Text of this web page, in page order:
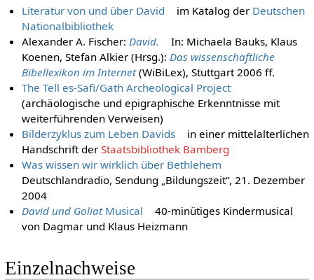
Literatur von und über David
im Katalog der Deutschen
Nationalbibliothek
Alexander A. Fischer: David.
In: Michaela Bauks, Klaus
Koenen, Stefan Alkier (Hrsg.): Das wissenschaftliche
Bibellexikon im Internet(WiBiLex), Stuttgart 2006 ff.
The Tell es-Safi/Gath Archeological Project
(archäologische und epigraphische Erkenntnisse mit
weiterführenden Verweisen)
Bilderzyklus zum Leben Davids
in einer mittelalterlichen
Handschrift derStaatsbibliothek Bamberg
Was wissen wir wirklich über Bethlehem
Deutschlandradio, Sendung „Bildungszeit“, 21. Dezember
2004
David und GoliatMusical
40-minütiges Kindermusical
von Dagmar und Klaus Heizmann
Einzelnachweise